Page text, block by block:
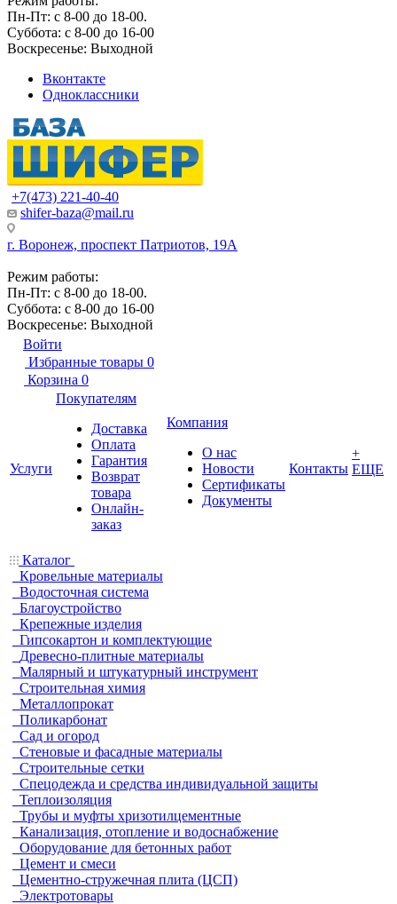
Пн-Пт: с 8-00 до 18-00.
Суббота: с 8-00 до 16-00
Воскресенье: Выходной
Вконтакте
Одноклассники
+7(473) 221-40-40
shifer-baza@mail.ru
г. Воронеж, проспект Патриотов, 19А
Режим работы:
Пн-Пт: с 8-00 до 18-00.
Суббота: с 8-00 до 16-00
Воскресенье: Выходной
Войти
Избранные товары 0
Корзина 0
Услуги
Покупателям
Доставка
Оплата
Гарантия
Возврат
товара
Онлайн-
заказ
Компания
О нас
Новости
Сертификаты
Документы
Контакты
+
ЕЩЕ
Каталог
Кровельные материалы
Водосточная система
Благоустройство
Крепежные изделия
Гипсокартон и комплектующие
Древесно-плитные материалы
Малярный и штукатурный инструмент
Строительная химия
Металлопрокат
Поликарбонат
Сад и огород
Стеновые и фасадные материалы
Строительные сетки
Спецодежда и средства индивидуальной защиты
Теплоизоляция
Трубы и муфты хризотилцементные
Канализация, отопление и водоснабжение
Оборудование для бетонных работ
Цемент и смеси
Цементно-стружечная плита (ЦСП)
Электротовары